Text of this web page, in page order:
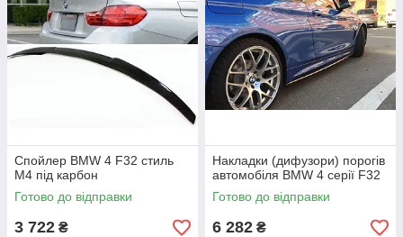
Спойлер BMW 4 F32 стиль
M4 під карбон
Готово до відправки
3 722 ₴
Накладки (дифузори) порогів
автомобіля BMW 4 серії F32
Готово до відправки
6 282 ₴